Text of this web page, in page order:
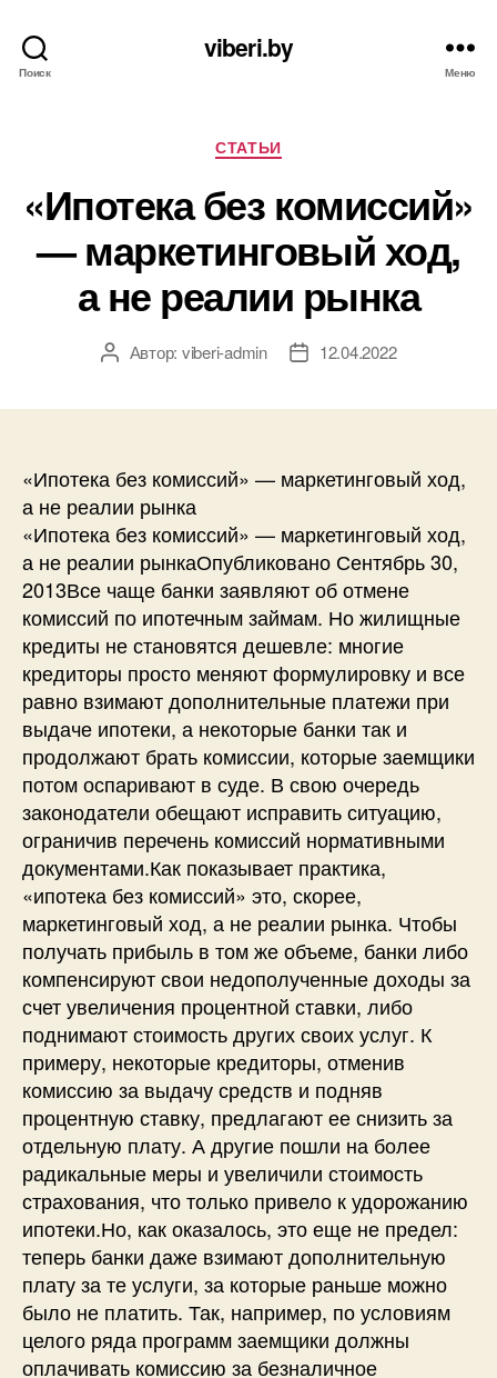
Поиск
viberi.by
Меню
Рубрики
СТАТЬИ
«Ипотека без комиссий»
— маркетинговый ход,
а не реалии рынка
АвторАвтор: viberi-admin
Дата12.04.2022
«Ипотека без комиссий» — маркетинговый ход,
а не реалии рынка
«Ипотека без комиссий» — маркетинговый ход,
а не реалии рынкаОпубликовано Сентябрь 30,
2013Все чаще банки заявляют об отмене
комиссий по ипотечным займам. Но жилищные
кредиты не становятся дешевле: многие
кредиторы просто меняют формулировку и все
равно взимают дополнительные платежи при
выдаче ипотеки, а некоторые банки так и
продолжают брать комиссии, которые заемщики
потом оспаривают в суде. В свою очередь
законодатели обещают исправить ситуацию,
ограничив перечень комиссий нормативными
документами.Как показывает практика,
«ипотека без комиссий» это, скорее,
маркетинговый ход, а не реалии рынка. Чтобы
получать прибыль в том же объеме, банки либо
компенсируют свои недополученные доходы за
счет увеличения процентной ставки, либо
поднимают стоимость других своих услуг. К
примеру, некоторые кредиторы, отменив
комиссию за выдачу средств и подняв
процентную ставку, предлагают ее снизить за
отдельную плату. А другие пошли на более
радикальные меры и увеличили стоимость
страхования, что только привело к удорожанию
ипотеки.Но, как оказалось, это еще не предел:
теперь банки даже взимают дополнительную
плату за те услуги, за которые раньше можно
было не платить. Так, например, по условиям
целого ряда программ заемщики должны
оплачивать комиссию за безналичное